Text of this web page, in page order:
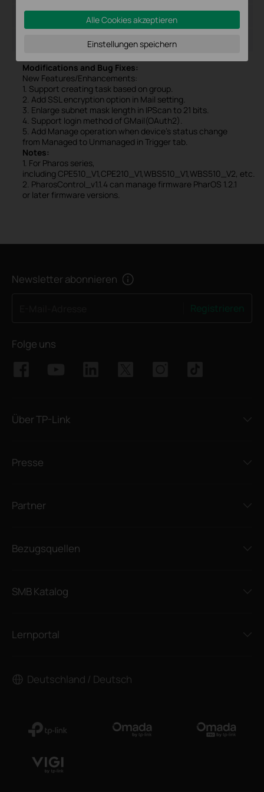
87.31 MB
Betriebssystem: Win2000/XP/2003/Vista/7/8/8.1/10
Modifications and Bug Fixes:
New Features/Enhancements:
1. Support creating task based on group.
2. Add SSL encryption option in Mail setting.
3. Enlarge subnet mask length in IPScan to 21 bits.
4. Support login method of GMail(OAuth2).
5. Add Manage operation when device's status change
from Managed to Unmanaged in Trigger tab.
Notes:
1. For Pharos series,
including CPE510_V1,CPE210_V1,WBS510_V1,WBS510_V2, etc.
2. PharosControl_v1.1.4 can manage firmware PharOS 1.2.1
or later firmware versions.
Newsletter abonnieren
Folge uns
Über TP-Link
Presse
Partner
Bezugsquellen
SMB Katalog
Lernportal
Deutschland / Deutsch
Alle Cookies akzeptieren
Einstellungen speichern